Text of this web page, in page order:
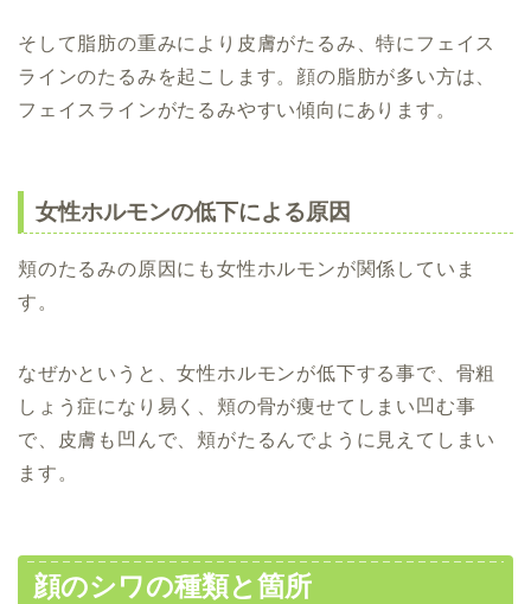
そして脂肪の重みにより皮膚がたるみ、特にフェイス
ラインのたるみを起こします。顔の脂肪が多い方は、
フェイスラインがたるみやすい傾向にあります。
女性ホルモンの低下による原因
頬のたるみの原因にも女性ホルモンが関係していま
す。
なぜかというと、女性ホルモンが低下する事で、骨粗
しょう症になり易く、頬の骨が痩せてしまい凹む事
で、皮膚も凹んで、頬がたるんでように見えてしまい
ます。
顔のシワの種類と箇所